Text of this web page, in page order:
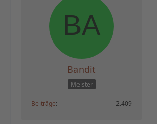
Bandit
Meister
Beiträge 2.409